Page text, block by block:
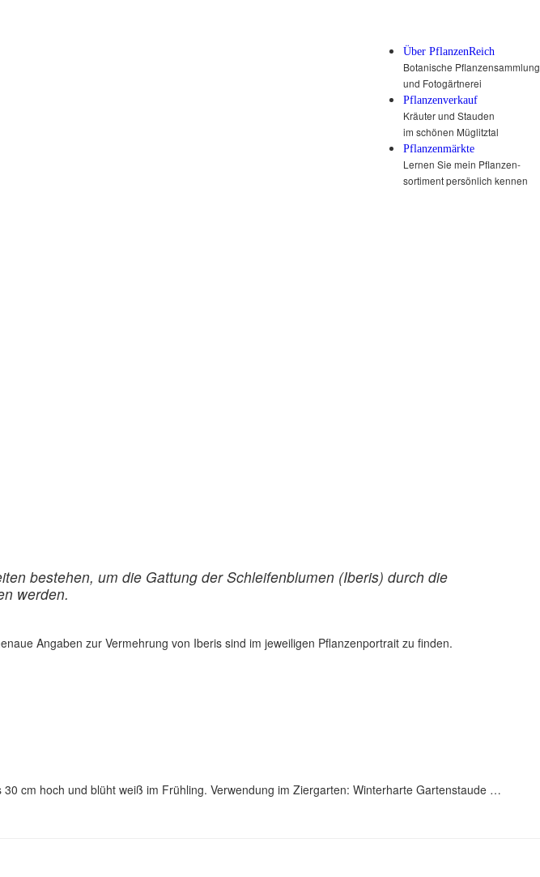
Über PflanzenReich
Botanische Pflanzensammlung
und Fotogärtnerei
Pflanzenverkauf
Kräuter und Stauden
im schönen Müglitztal
Pflanzenmärkte
Lernen Sie mein Pflanzen-
sortiment persönlich kennen
bestehen, um die Gattung der Schleifenblumen (Iberis) durch die
werden.
Angaben zur Vermehrung von Iberis sind im jeweiligen Pflanzenportrait zu finden.
cm hoch und blüht weiß im Frühling. Verwendung im Ziergarten: Winterharte Gartenstaude …